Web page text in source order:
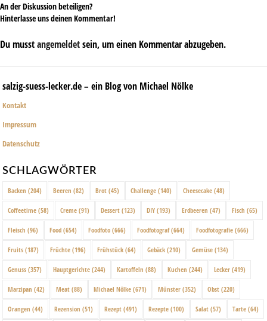
An der Diskussion beteiligen?
Hinterlasse uns deinen Kommentar!
Du musstangemeldetsein, um einen Kommentar abzugeben.
salzig-suess-lecker.de – ein Blog von Michael Nölke
Kontakt
Impressum
Datenschutz
SCHLAGWÖRTER
Backen (204) Beeren (82) Brot (45) Challenge (140) Cheesecake (48)
Coffeetime (58) Creme (91) Dessert (123) DIY (193) Erdbeeren (47) Fisch (65)
Fleisch (96) Food (654) Foodfoto (666) Foodfotograf(664) Foodfotografie (666)
Fruits (187) Früchte (196) Frühstück (64) Gebäck (210) Gemüse (134)
Genuss (357) Hauptgerichte (244) Kartoffeln (88) Kuchen (244) Lecker (419)
Marzipan (42) Meat (88) Michael Nölke (671) Münster (352) Obst (220)
Orangen (44) Rezension (51) Rezept (491) Rezepte (100) Salat (57) Tarte (64)